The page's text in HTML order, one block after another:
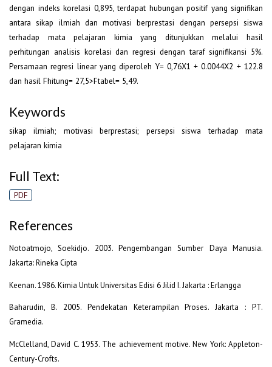
dengan indeks korelasi 0,895, terdapat hubungan positif yang signifikan
antara sikap ilmiah dan motivasi berprestasi dengan persepsi siswa
terhadap mata pelajaran kimia yang ditunjukkan melalui hasil
perhitungan analisis korelasi dan regresi dengan taraf signifikansi 5%.
Persamaan regresi linear yang diperoleh Y= 0,76X1 + 0.0044X2 + 122.8
dan hasil Fhitung= 27,5>Ftabel= 5,49.
Keywords
sikap ilmiah; motivasi berprestasi; persepsi siswa terhadap mata
pelajaran kimia
Full Text:
PDF
References
Notoatmojo, Soekidjo. 2003. Pengembangan Sumber Daya Manusia.
Jakarta: Rineka Cipta
Keenan. 1986. Kimia Untuk Universitas Edisi 6 Jilid I. Jakarta : Erlangga
Baharudin, B. 2005. Pendekatan Keterampilan Proses. Jakarta : PT.
Gramedia.
McClelland, David C. 1953. The achievement motive. New York: Appleton-
Century-Crofts.